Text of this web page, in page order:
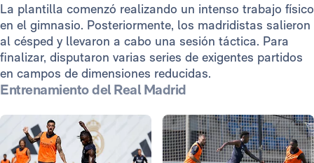
La plantilla comenzó realizando un intenso trabajo físico
en el gimnasio. Posteriormente, los madridistas salieron
al césped y llevaron a cabo una sesión táctica. Para
finalizar, disputaron varias series de exigentes partidos
en campos de dimensiones reducidas.
Entrenamiento del Real Madrid